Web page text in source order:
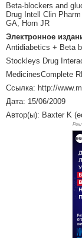
Beta-blockers and
Drug Intell Clin
GA, Horn JR
Электронное
Antidiabetics + Beta
Stockleys Drug
MedicinesComplete
Ссылка: http://
Дата: 15/06/2009
Автор(ы): Baxter K